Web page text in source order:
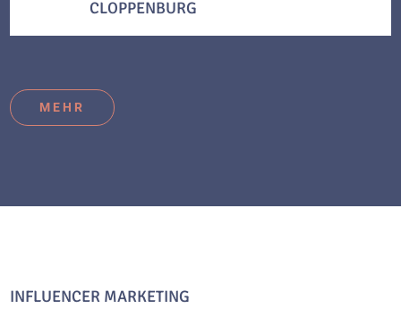
CLOPPENBURG
MEHR
INFLUENCER MARKETING